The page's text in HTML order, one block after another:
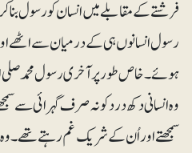
فرشتے کے مقابلے میں انسان کو رسول بناکر
رسول انسانوں ہی کے درمیان سے اٹھے
ہوئے ۔ خاص طور پر آخری رسول محمدصلی
وہ انسانی دکھ درد کو نہ صرف گہرائی سے
سمجھتے اور اُن کے شریک غم رہتے تھے۔